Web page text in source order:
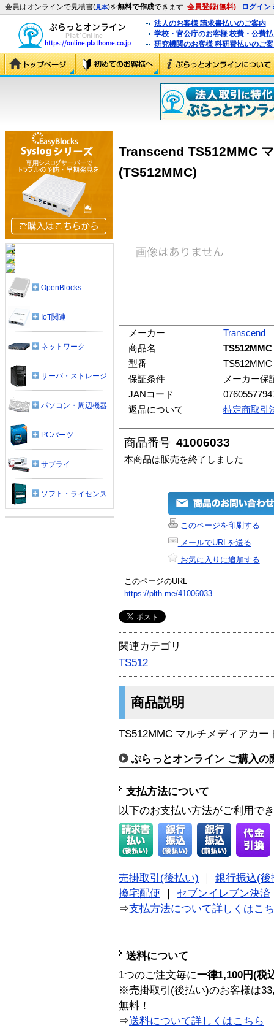
会員はオンラインで見積書(見本)を無料で作成できます 会員登録(無料) ログイン
法人のお客様 請求書払いのご案内
学校・官公庁のお客様 校費・公費
研究機関のお客様 科研費払いのご
Transcend TS512MMC
(TS512MMC)
メーカー
Transcend
商品名
型番
TS512MMC
保証条件
メーカー保
JANコード
返品について
特定商取引
商品番号 41006033
本商品は販売を終了しました
このページを印刷する
メールでURLを送る
お気に入りに追加する
このページのURL
https://plth.me/41006033
関連カテゴリ
TS512
商品説明
TS512MMC マルチメディアカー
ぷらっとオンライン ご購入の
支払方法について
以下のお支払い方法がご利用で
売掛取引(後払い)
銀行振込(後
換宅配便
セブンイレブン決済
⇒支払方法について詳しくはこ
送料について
1つのご注文毎に一律1,100円(税
※売掛取引(後払い)のお客様は
無料！
⇒送料について詳しくはこちら
OpenBlocks
IoT関連
ネットワーク
サーバ・ストレージ
パソコン・周辺機器
PCパーツ
サプライ
ソフト・ライセンス